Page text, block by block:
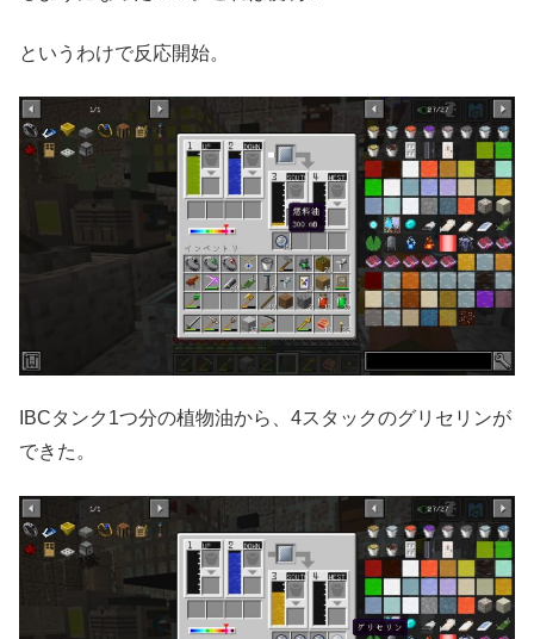
というわけで反応開始。
IBCタンク1つ分の植物油から、4スタックのグリセリンが
できた。